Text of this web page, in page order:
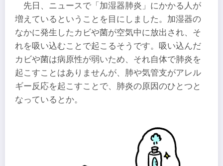
先日、ニュースで「加湿器肺炎」にかかる人が
増えているということを目にしました。加湿器の
なかに発生したカビや菌が空気中に放出され、そ
れを吸い込むことで起こるそうです。吸い込んだ
カビや菌は病原性が弱いため、それ自体で肺炎を
起こすことはありませんが、肺や気管支がアレル
ギー反応を起こすことで、肺炎の原因のひとつと
なっているとか。